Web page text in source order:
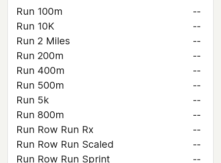
Run 100m
--
Run 10K
--
Run 2 Miles
--
Run 200m
--
Run 400m
--
Run 500m
--
Run 5k
--
Run 800m
--
Run Row Run Rx
--
Run Row Run Scaled
--
Run Row Run Sprint
--